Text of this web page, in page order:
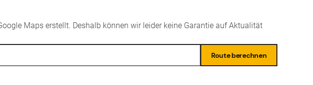
Maps erstellt. Deshalb können wir leider keine Garantie auf Aktualität